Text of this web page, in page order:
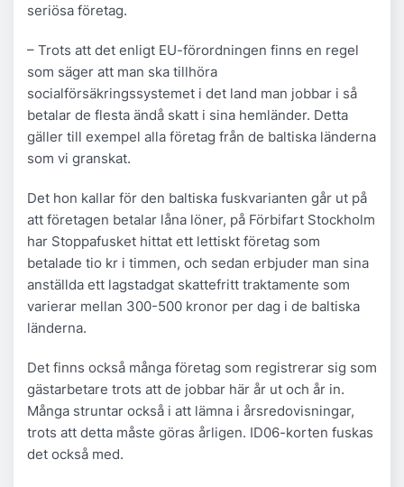
seriösa företag.
– Trots att det enligt EU-förordningen finns en regel
som säger att man ska tillhöra
socialförsäkringssystemet i det land man jobbar i så
betalar de flesta ändå skatt i sina hemländer. Detta
gäller till exempel alla företag från de baltiska länderna
som vi granskat.
Det hon kallar för den baltiska fuskvarianten går ut på
att företagen betalar låna löner, på Förbifart Stockholm
har Stoppafusket hittat ett lettiskt företag som
betalade tio kr i timmen, och sedan erbjuder man sina
anställda ett lagstadgat skattefritt traktamente som
varierar mellan 300-500 kronor per dag i de baltiska
länderna.
Det finns också många företag som registrerar sig som
gästarbetare trots att de jobbar här år ut och år in.
Många struntar också i att lämna i årsredovisningar,
trots att detta måste göras årligen. ID06-korten fuskas
det också med.